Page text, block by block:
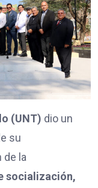
(UNT) dio un
su
de la
socialización,